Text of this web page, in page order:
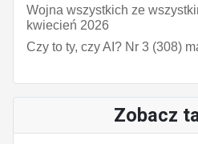
Wojna wszystkich ze
kwiecień 2026
Czy to ty, czy AI? Nr 3 (308)
Zobacz